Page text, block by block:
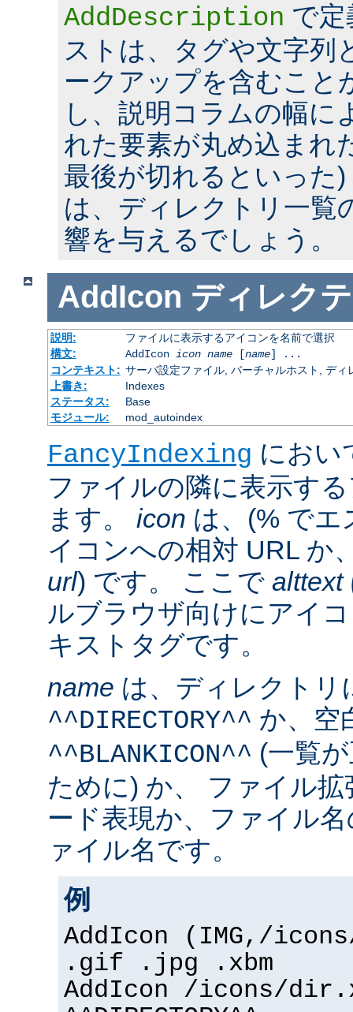
AddDescription で
ストは、タグや文字列
ークアップを含むこと
し、説明コラムの幅に
れた要素が丸め込まれ
最後が切れるといった
は、ディレクトリ一覧
響を与えるでしょう。
AddIcon ディレク
説明:
ファイルに表示するアイコンを名前で選択
構文:
AddIcon icon name[name] ...
コンテキスト: サーバ設定ファイル, バーチャルホスト, ディ
上書き:
Indexes
ステータス:
Base
モジュール:
mod_autoindex
FancyIndexing にお
ファイルの隣に表示す
ます。 icon は、(% でエ
イコンへの相対 URL か
url) です。 ここで alttext
ルブラウザ向けにアイ
キストタグです。
name は、ディレクトリ
^^DIRECTORY^^ か、空
^^BLANKICON^^ (一覧
ために) か、 ファイル
ード表現か、ファイル
ァイル名です。
例
AddIcon (IMG,/
.gif .jpg .xbm
AddIcon /icons/